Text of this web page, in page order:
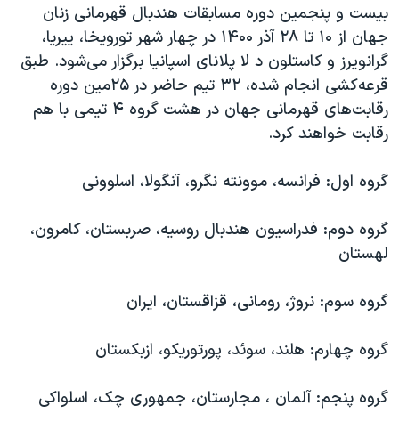
بیست و پنجمین دوره مسابقات هندبال قهرمانی زنان
جهان از ۱۰ تا ۲۸ آذر ۱۴۰۰ در چهار شهر تورویخا، ییریا،
گرانویرز و کاستلون د لا پلانای اسپانیا برگزار می‌شود. طبق
قرعه‌کشی انجام شده، ۳۲ تیم حاضر در ۲۵مین دوره
رقابت‌های قهرمانی جهان در هشت گروه ۴ تیمی با هم
رقابت خواهند کرد.
گروه اول: فرانسه، موونته نگرو، آنگولا، اسلوونی‌
گروه‌ دوم: فدراسیون هندبال روسیه، صربستان، کامرون،
لهستان‌
گروه سوم: نروژ، رومانی، قزاقستان، ایران‌
گروه چهارم: هلند، سوئد، پورتوریکو، ازبکستان‌
گروه پنجم: آلمان ، مجارستان، جمهوری چک، اسلواکی‌